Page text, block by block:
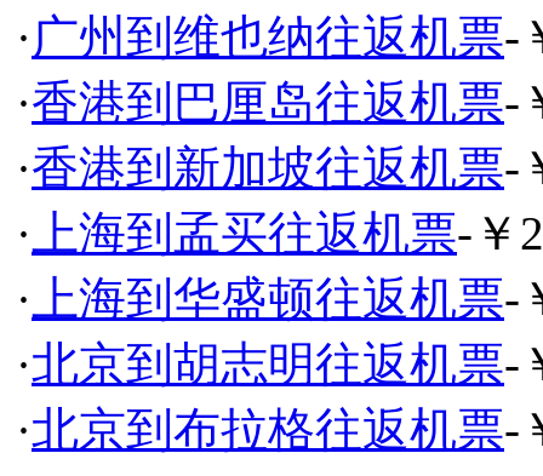
·广州到维也纳往返机票-
·香港到巴厘岛往返机票-
·香港到新加坡往返机票-
· 上海到孟买往返机票-￥
· 上海到华盛顿往返机票-
·北京到胡志明往返机票-
·北京到布拉格往返机票-